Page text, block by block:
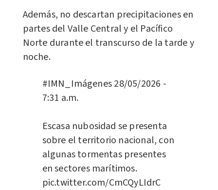
Además, no descartan precipitaciones en
partes del Valle Central y el Pacífico
Norte durante el transcurso de la tarde y
noche.
#IMN_Imágenes28/05/2026 -
7:31 a.m.
Escasa nubosidad se presenta
sobre el territorio nacional, con
algunas tormentas presentes
en sectores marítimos.
pic.twitter.com/CmCQyLIdrC